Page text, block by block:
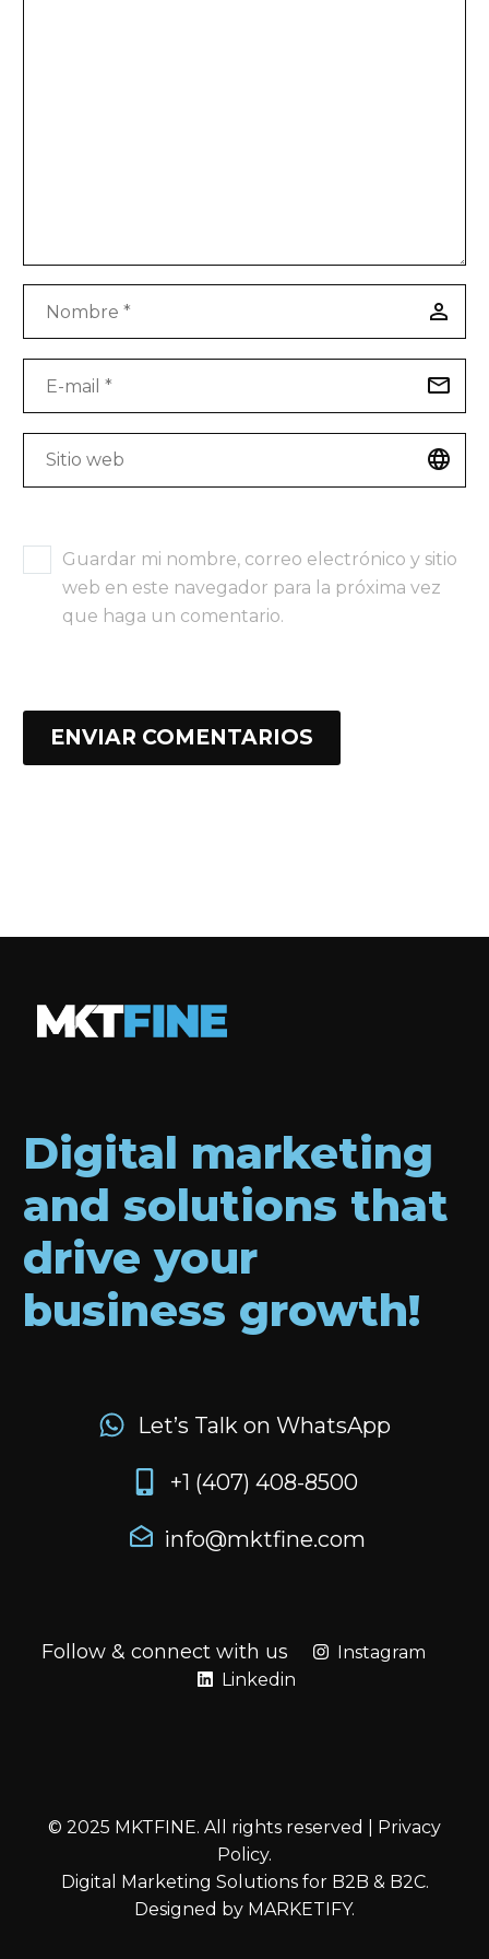
Guardar mi nombre, correo electrónico y sitio
web en este navegador para la próxima vez
que haga un comentario.
ENVIAR COMENTARIOS
Digital marketing
and solutions that
drive your
business growth!
Let’s Talk on WhatsApp
+1 (407) 408-8500
info@mktfine.com
Follow & connect with us
Instagram
Linkedin
© 2025 MKTFINE. All rights reserved | Privacy
Policy.
Digital Marketing Solutions for B2B & B2C.
Designed by MARKETIFY.